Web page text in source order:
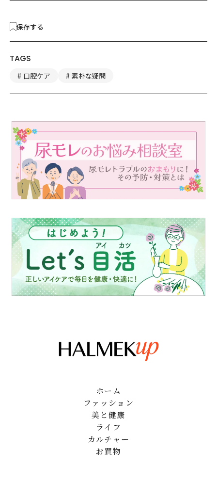
保存する
TAGS
口腔ケア 素朴な疑問
ホーム
ファッション
美と健康
ライフ
カルチャー
お買物